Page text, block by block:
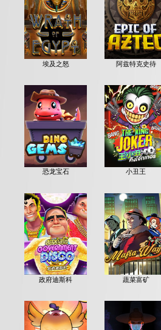
埃及之怒 阿兹特克史待
恐龙宝石 小丑王
政府迪斯科 蔬菜富矿